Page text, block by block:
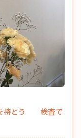
を持とう 検査で